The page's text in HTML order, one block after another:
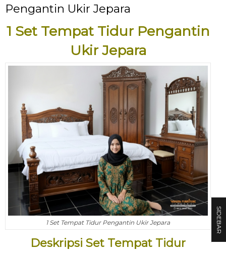
Pengantin Ukir Jepara
1 Set Tempat Tidur Pengantin
Ukir Jepara
1 Set Tempat Tidur Pengantin Ukir Jepara
Deskripsi Set Tempat Tidur
SIDEBAR